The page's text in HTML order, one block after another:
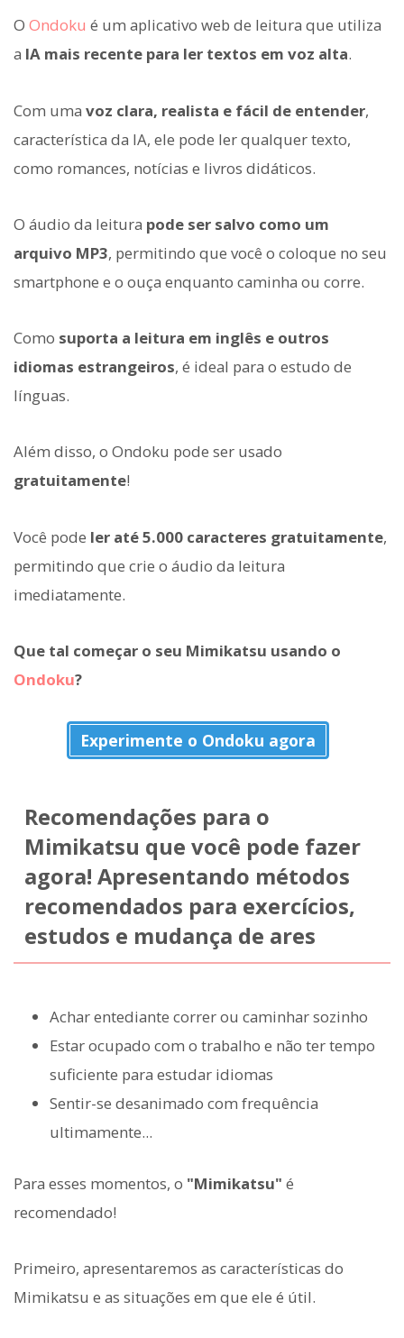
O Ondoku é um aplicativo web de leitura que utiliza
a IA mais recente para ler textos em voz alta.
Com uma voz clara, realista e fácil de entender,
característica da IA, ele pode ler qualquer texto,
como romances, notícias e livros didáticos.
O áudio da leitura pode ser salvo como um
arquivo MP3, permitindo que você o coloque no seu
smartphone e o ouça enquanto caminha ou corre.
Como suporta a leitura em inglês e outros
idiomas estrangeiros, é ideal para o estudo de
línguas.
Além disso, o Ondoku pode ser usado
gratuitamente!
Você pode ler até 5.000 caracteres gratuitamente,
permitindo que crie o áudio da leitura
imediatamente.
Que tal começar o seu Mimikatsu usando o
Ondoku?
Experimente o Ondoku agora
Recomendações para o
Mimikatsu que você pode fazer
agora! Apresentando métodos
recomendados para exercícios,
estudos e mudança de ares
Achar entediante correr ou caminhar sozinho
Estar ocupado com o trabalho e não ter tempo
suficiente para estudar idiomas
Sentir-se desanimado com frequência
ultimamente...
Para esses momentos, o "Mimikatsu" é
recomendado!
Primeiro, apresentaremos as características do
Mimikatsu e as situações em que ele é útil.